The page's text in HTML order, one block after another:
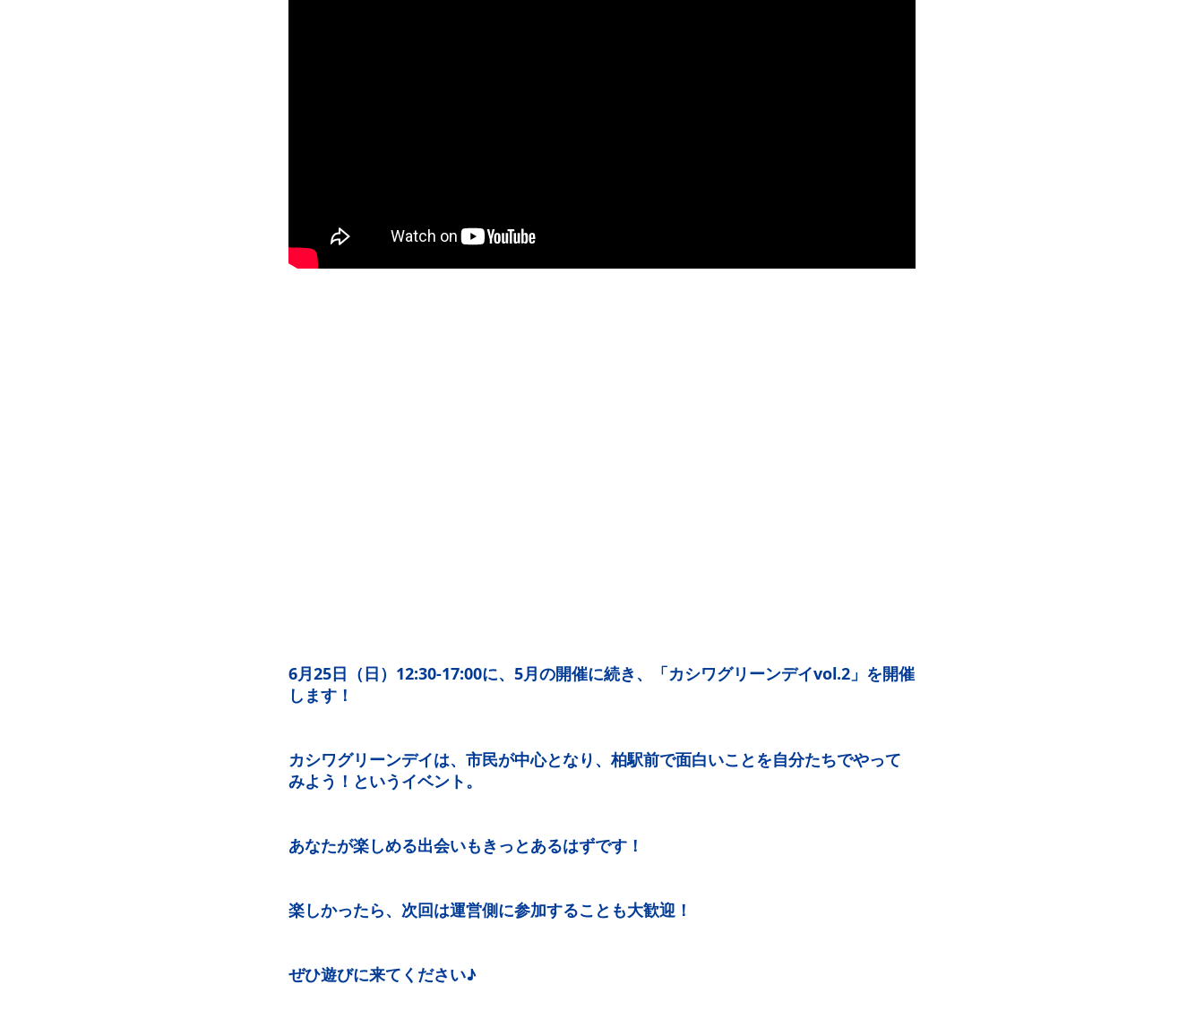
6月25日（日）12:30-17:00に、5月の開催に続き、「カシワグリーンデイvol.2」を開催
します！
カシワグリーンデイは、市民が中心となり、柏駅前で面白いことを自分たちでやって
みよう！というイベント。
あなたが楽しめる出会いもきっとあるはずです！
楽しかったら、次回は運営側に参加することも大歓迎！
ぜひ遊びに来てください♪